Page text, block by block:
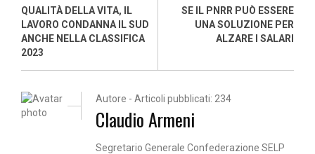
QUALITÀ DELLA VITA, IL
LAVORO CONDANNA IL SUD
ANCHE NELLA CLASSIFICA
2023
SE IL PNRR PUÒ ESSERE
UNA SOLUZIONE PER
ALZARE I SALARI
Autore - Articoli pubblicati: 234
Claudio Armeni
Segretario Generale Confederazione SELP